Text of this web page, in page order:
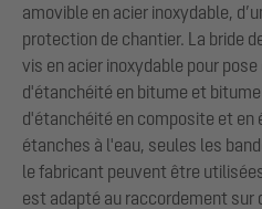
amovible en acier inoxydable,
protection de chantier. La bride
vis en acier inoxydable pour
d'étanchéité en bitume et
d'étanchéité en composite et en
étanches à l'eau, seules les
le fabricant peuvent être
est adapté au raccordement sur